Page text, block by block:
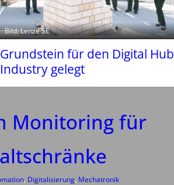
Bild: Lenze SE
Grundstein für den Digital Hub
Industry gelegt
Monitoring für
, Digitalisierung, Mechatronik